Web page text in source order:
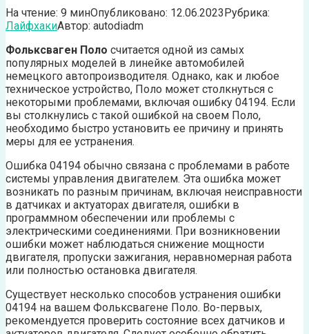
На чтение: 9 минОпубликовано: 12.06.2023Рубрика:
ЛайфхакиАвтор: autodiadm
Фольксваген Поло считается одной из самых
популярных моделей в линейке автомобилей
немецкого автопроизводителя. Однако, как и любое
техническое устройство, Поло может столкнуться с
некоторыми проблемами, включая ошибку 04194. Если
вы столкнулись с такой ошибкой на своем Поло,
необходимо быстро установить ее причину и принять
меры для ее устранения.
Ошибка 04194 обычно связана с проблемами в работе
системы управления двигателем. Эта ошибка может
возникать по разным причинам, включая неисправности
в датчиках и актуаторах двигателя, ошибки в
программном обеспечении или проблемы с
электрическими соединениями. При возникновении
ошибки может наблюдаться снижение мощности
двигателя, пропуски зажигания, неравномерная работа
или полностью остановка двигателя.
Существует несколько способов устранения ошибки
04194 на вашем Фольксвагене Поло. Во-первых,
рекомендуется проверить состояние всех датчиков и